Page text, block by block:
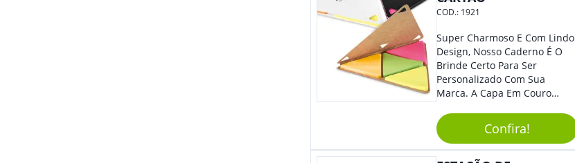
COD.: 1921
Super Charmoso E Com Lindo
Design, Nosso Caderno É O
Brinde Certo Para Ser
Personalizado Com Sua
Marca. A Capa Em Couro
Elástico Permite Maior
Segurança Ao Carregá-Lo.
Ofereça A Seus Clientes E
Confira!